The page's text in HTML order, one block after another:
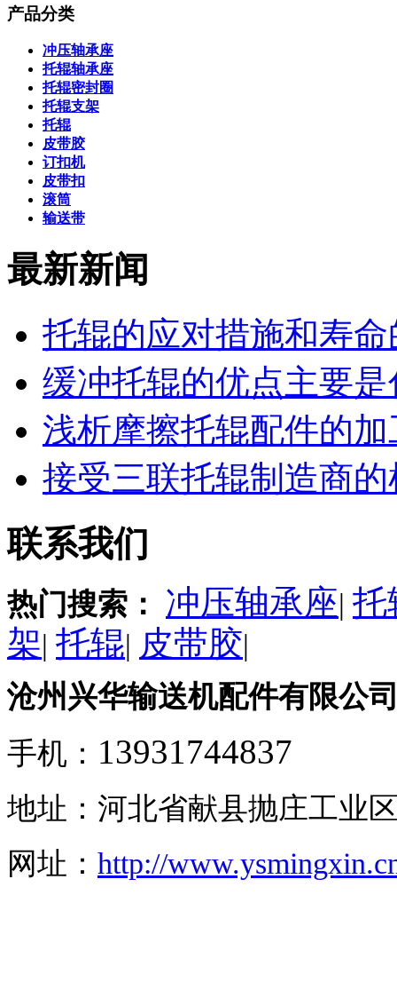
产品分类
冲压轴承座
托辊轴承座
托辊密封圈
托辊支架
托辊
皮带胶
订扣机
皮带扣
滚筒
输送带
最新新闻
托辊的应对措施和寿命
缓冲托辊的优点主要是
浅析摩擦托辊配件的加
接受三联托辊制造商的
联系我们
热门搜索： 冲压轴承座| 托
架| 托辊| 皮带胶|
沧州兴华输送机配件有限公
手机： 13931744837
地址：河北省献县抛庄工业
网址： http://